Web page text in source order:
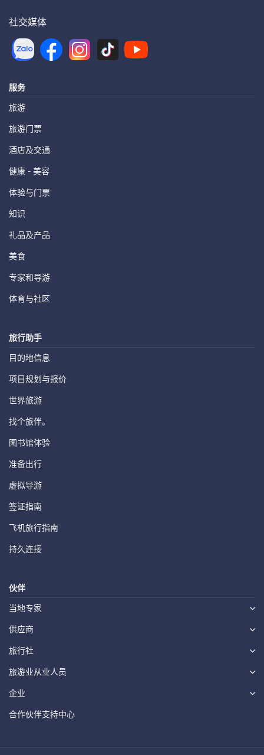
社交媒体
服务
旅游
旅游门票
酒店及交通
健康 - 美容
体验与门票
知识
礼品及产品
美食
专家和导游
体育与社区
旅行助手
目的地信息
项目规划与报价
世界旅游
找个旅伴。
图书馆体验
准备出行
虚拟导游
签证指南
飞机旅行指南
持久连接
伙伴
当地专家
供应商
旅行社
旅游业从业人员
企业
合作伙伴支持中心